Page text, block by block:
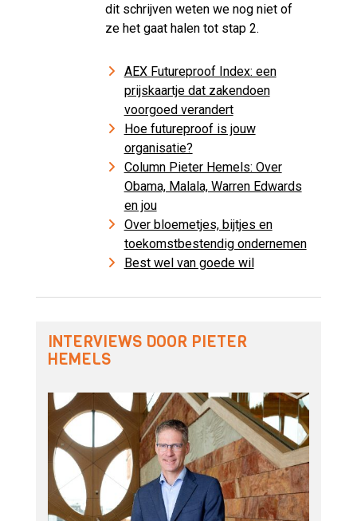
dit schrijven weten we nog niet of
ze het gaat halen tot stap 2.
AEX Futureproof Index: een
prijskaartje dat zakendoen
voorgoed verandert
Hoe futureproof is jouw
organisatie?
Column Pieter Hemels: Over
Obama, Malala, Warren Edwards
en jou
Over bloemetjes, bijtjes en
toekomstbestendig ondernemen
Best wel van goede wil
INTERVIEWS DOOR PIETER
HEMELS